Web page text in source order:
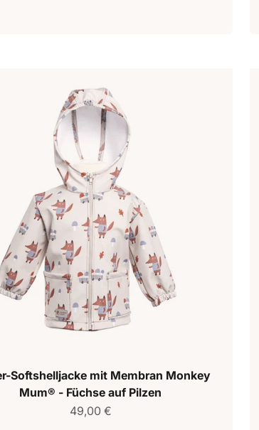
Softshelljacke mit Membran Monkey
Mum® - Füchse auf Pilzen
Verkaufspreis
49,00 €